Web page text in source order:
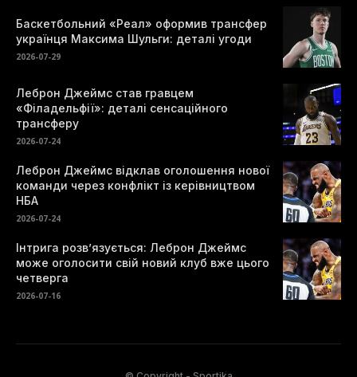
Баскетбольний «Реал» оформив трансфер
українця Максима Шульги: деталі угоди
2026-07-29
Леброн Джеймс став гравцем
«Філадельфії»: деталі сенсаційного
трансферу
2026-07-24
Леброн Джеймс відклав оголошення нової
команди через конфлікт із керівництвом
НБА
2026-07-24
Інтрига розв’язується: Леброн Джеймс
може оголосити свій новий клуб вже цього
четверга
2026-07-16